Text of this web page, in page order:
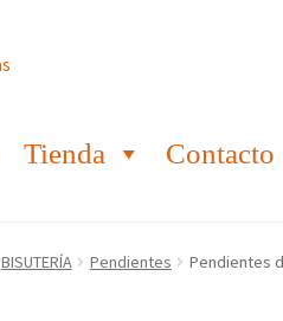
Tienda Contacto
BISUTERÍA Pendientes Pendientes